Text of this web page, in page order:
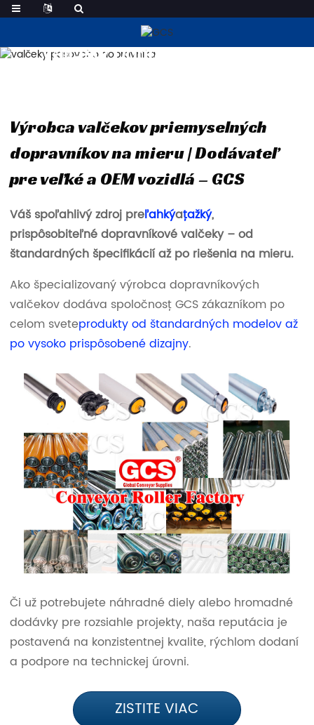
Valčeky Dopravných Pásov
Výrobca valčekov priemyselných
dopravníkov na mieru | Dodávateľ
pre veľké a OEM vozidlá – GCS
Váš spoľahlivý zdroj preľahkýaťažký,
prispôsobiteľné dopravníkové valčeky – od
štandardných špecifikácií až po riešenia na mieru.
Ako špecializovaný výrobca dopravníkových
valčekov dodáva spoločnosť GCS zákazníkom po
celom sveteprodukty od štandardných modelov až
po vysoko prispôsobené dizajny.
Či už potrebujete náhradné diely alebo hromadné
dodávky pre rozsiahle projekty, naša reputácia je
postavená na konzistentnej kvalite, rýchlom dodaní
a podpore na technickej úrovni.
ZISTITE VIAC